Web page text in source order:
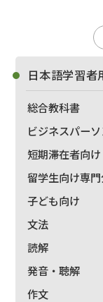
日本語学習者
総合教科書
ビジネスパー
短期滞在者向け
留学生向け専
子ども向け
文法
読解
発音・聴解
作文